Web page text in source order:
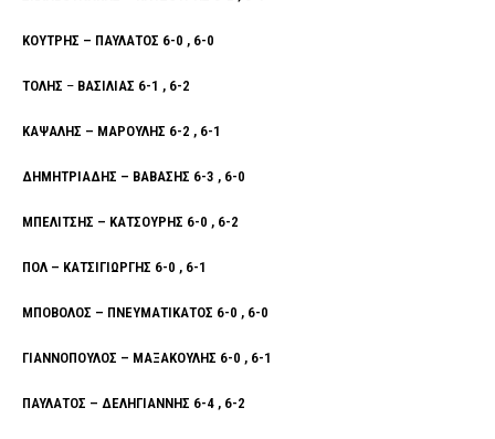
ΚΟΥΤΡΗΣ – ΠΑΥΛΑΤΟΣ 6-0 , 6-0
ΤΟΛΗΣ – ΒΑΣΙΛΙΑΣ 6-1 , 6-2
ΚΑΨΑΛΗΣ – ΜΑΡΟΥΛΗΣ 6-2 , 6-1
ΔΗΜΗΤΡΙΑΔΗΣ – ΒΑΒΑΣΗΣ 6-3 , 6-0
ΜΠΕΛΙΤΣΗΣ – ΚΑΤΣΟΥΡΗΣ 6-0 , 6-2
ΠΟΛ – ΚΑΤΣΙΓΙΩΡΓΗΣ 6-0 , 6-1
ΜΠΟΒΟΛΟΣ – ΠΝΕΥΜΑΤΙΚΑΤΟΣ 6-0 , 6-0
ΓΙΑΝΝΟΠΟΥΛΟΣ – ΜΑΞΑΚΟΥΛΗΣ 6-0 , 6-1
ΠΑΥΛΑΤΟΣ – ΔΕΛΗΓΙΑΝΝΗΣ 6-4 , 6-2